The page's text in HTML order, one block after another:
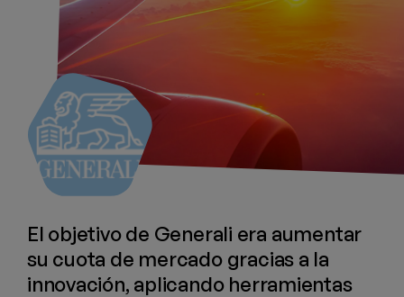
El objetivo de Generali era aumentar
su cuota de mercado gracias a la
innovación, aplicando herramientas